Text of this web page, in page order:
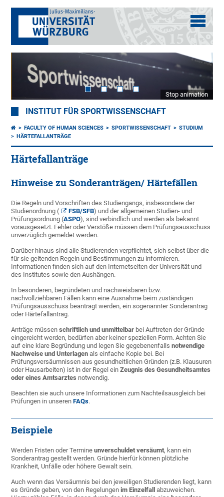
Stop animation
INSTITUT FÜR SPORTWISSENSCHAFT
FACULTY OF HUMAN SCIENCES SPORTWISSENSCHAFT
STUDIUM
HÄRTEFALLANTRÄGE
Härtefallanträge
Hinweise zu Sonderanträgen/ Härtefällen
Die Regeln und Vorschriften des Studiengangs, insbesondere der
Studienordnung (
FSB/SFB) und der allgemeinen Studien- und
Prüfungsordnung (ASPO), sind verbindlich und werden als bekannt
vorausgesetzt. Fehler oder Verstöße müssen dem Prüfungsausschuss
unverzüglich gemeldet werden.
Darüber hinaus sind alle Studierenden verpflichtet, sich selbst über die
für sie geltenden Regeln und Bestimmungen zu informieren.
Informationen finden sich auf den Internetseiten der Universität und
des Institutes sowie den Aushängen.
In besonderen, begründeten und nachweisbaren bzw.
nachvollziehbaren Fällen kann eine Ausnahme beim zuständigen
Prüfungsausschuss beantragt werden, ein sogenannter Sonderantrag
oder Härtefallantrag.
Anträge müssenschriftlich und unmittelbar bei Auftreten der Gründe
eingereicht werden, bedürfen aber keiner speziellen Form. Achten Sie
auf eine klare Begründung und legen Sie gegebenenfallsnotwendige
Nachweise und Unterlagen als einfache Kopie bei. Bei
Prüfungsversäumnissen aus gesundheitlichen Gründen (z.B. Klausuren
oder Hausarbeiten) ist in der Regel ein Zeugnis des Gesundheitsamtes
oder eines Amtsarztes notwendig.
Beachten sie auch unsere Informationen zum Nachteilsausgleich bei
Prüfungen in unserenFAQs.
Beispiele
Werden Fristen oder Termineunverschuldet versäumt, kann ein
Sonderantrag gestellt werden. Gründe hierfür können plötzliche
Krankheit, Unfälle oder höhere Gewalt sein.
Auch wenn das Versäumnis bei den jeweiligen Studierenden liegt, kann
es Gründe geben, von den Regelungen im Einzelfall abzuweichen.